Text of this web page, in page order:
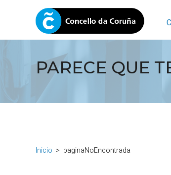
PARECE QUE
Inicio paginaNoEncontrada